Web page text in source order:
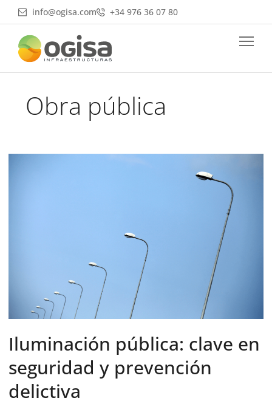
al
contenido
info@ogisa.com +34 976 36 07 80
Obra pública
Iluminación pública: clave en
seguridad y prevención
delictiva